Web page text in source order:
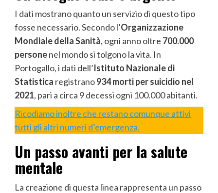
I dati mostrano quanto un servizio di questo tipo
fosse necessario. Secondo l’Organizzazione
Mondiale della Sanità, ogni anno oltre 700.000
personenel mondo si tolgono la vita. In
Portogallo, i dati dell’Istituto Nazionale di
Statistica registrano934 morti per suicidio nel
2021, pari a circa 9 decessi ogni 100.000 abitanti.
Ricodiamo inoltre che restano comunque attivi
tutti gli altri numeri d’emergenza.
Un passo avanti per la salute
mentale
La creazione di questa linea rappresenta un passo